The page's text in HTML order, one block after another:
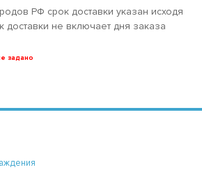
РФ срок доставки указан исходя
доставки не включает дня заказа
задано